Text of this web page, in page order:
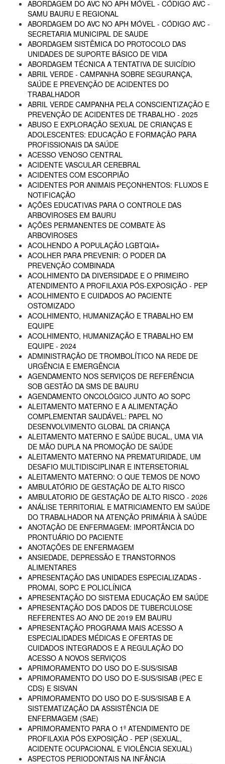
ABORDAGEM DO AVC NO APH MÓVEL - CÓDIGO AVC -
SAMU BAURU E REGIONAL
ABORDAGEM DO AVC NO APH MÓVEL - CÓDIGO AVC -
SECRETARIA MUNICIPAL DE SAUDE
ABORDAGEM SISTÊMICA DO PROTOCOLO DAS
UNIDADES DE SUPORTE BÁSICO DE VIDA
ABORDAGEM TÉCNICA A TENTATIVA DE SUICÍDIO
ABRIL VERDE - CAMPANHA SOBRE SEGURANÇA,
SAÚDE E PREVENÇÃO DE ACIDENTES DO
TRABALHADOR
ABRIL VERDE CAMPANHA PELA CONSCIENTIZAÇÃO E
PREVENÇÃO DE ACIDENTES DE TRABALHO - 2025
ABUSO E EXPLORAÇÃO SEXUAL DE CRIANÇAS E
ADOLESCENTES: EDUCAÇÃO E FORMAÇÃO PARA
PROFISSIONAIS DA SAÚDE
ACESSO VENOSO CENTRAL
ACIDENTE VASCULAR CEREBRAL
ACIDENTES COM ESCORPIÃO
ACIDENTES POR ANIMAIS PEÇONHENTOS: FLUXOS E
NOTIFICAÇÃO
AÇÕES EDUCATIVAS PARA O CONTROLE DAS
ARBOVIROSES EM BAURU
AÇÕES PERMANENTES DE COMBATE ÀS
ARBOVIROSES
ACOLHENDO A POPULAÇÃO LGBTQIA+
ACOLHER PARA PREVENIR: O PODER DA
PREVENÇÃO COMBINADA
ACOLHIMENTO DA DIVERSIDADE E O PRIMEIRO
ATENDIMENTO A PROFILAXIA PÓS-EXPOSIÇÃO - PEP
ACOLHIMENTO E CUIDADOS AO PACIENTE
OSTOMIZADO
ACOLHIMENTO, HUMANIZAÇÃO E TRABALHO EM
EQUIPE
ACOLHIMENTO, HUMANIZAÇÃO E TRABALHO EM
EQUIPE - 2024
ADMINISTRAÇÃO DE TROMBOLÍTICO NA REDE DE
URGÊNCIA E EMERGÊNCIA
AGENDAMENTO NOS SERVIÇOS DE REFERÊNCIA
SOB GESTÃO DA SMS DE BAURU
AGENDAMENTO ONCOLÓGICO JUNTO AO SOPC
ALEITAMENTO MATERNO E A ALIMENTAÇÃO
COMPLEMENTAR SAUDÁVEL: PAPEL NO
DESENVOLVIMENTO GLOBAL DA CRIANÇA
ALEITAMENTO MATERNO E SAÚDE BUCAL, UMA VIA
DE MÃO DUPLA NA PROMOÇÃO DE SAÚDE
ALEITAMENTO MATERNO NA PREMATURIDADE, UM
DESAFIO MULTIDISCIPLINAR E INTERSETORIAL
ALEITAMENTO MATERNO: O QUE TEMOS DE NOVO
AMBULATÓRIO DE GESTAÇÃO DE ALTO RISCO
AMBULATORIO DE GESTAÇÃO DE ALTO RISCO - 2026
ANÁLISE TERRITORIAL E MATRICIAMENTO EM SAÚDE
DO TRABALHADOR NA ATENÇÃO PRIMÁRIA À SAÚDE
ANOTAÇÃO DE ENFERMAGEM: IMPORTÂNCIA DO
PRONTUÁRIO DO PACIENTE
ANOTAÇÕES DE ENFERMAGEM
ANSIEDADE, DEPRESSÃO E TRANSTORNOS
ALIMENTARES
APRESENTAÇÃO DAS UNIDADES ESPECIALIZADAS -
PROMAI, SOPC E POLICLÍNICA
APRESENTAÇÃO DO SISTEMA EDUCAÇÃO EM SAÚDE
APRESENTAÇÃO DOS DADOS DE TUBERCULOSE
REFERENTES AO ANO DE 2019 EM BAURU
APRESENTAÇÃO PROGRAMA MAIS ACESSO A
ESPECIALIDADES MÉDICAS E OFERTAS DE
CUIDADOS INTEGRADOS E A REGULAÇÃO DO
ACESSO A NOVOS SERVIÇOS
APRIMORAMENTO DO USO DO E-SUS/SISAB
APRIMORAMENTO DO USO DO E-SUS/SISAB (PEC E
CDS) E SISVAN
APRIMORAMENTO DO USO DO E-SUS/SISAB E A
SISTEMATIZAÇÃO DA ASSISTÊNCIA DE
ENFERMAGEM (SAE)
APRIMORAMENTO PARA O 1º ATENDIMENTO DE
PROFILAXIA PÓS EXPOSIÇÃO - PEP (SEXUAL,
ACIDENTE OCUPACIONAL E VIOLÊNCIA SEXUAL)
ASPECTOS PERIODONTAIS NA INFÂNCIA